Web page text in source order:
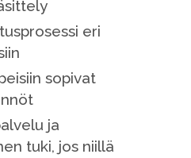
eri
sopivat
ja
tuki, jos niillä